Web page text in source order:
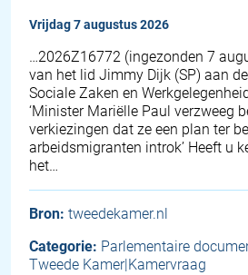
vrijdag 7 augustus 2026
… 2026Z16772 (ingezonden 7
van het lid Jimmy Dijk (SP) aan
Sociale Zaken en
‘Minister Mariëlle Paul verzweeg
verkiezingen dat ze een plan ter
arbeidsmigranten introk’ Heeft u
het…
Bron: tweedekamer.nl
Categorie: Parlementaire
Tweede Kamer|Kamervraag